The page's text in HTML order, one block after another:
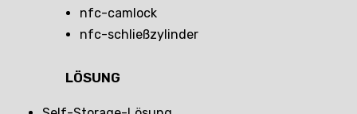
nfc-camlock
nfc-schließzylinder
LÖSUNG